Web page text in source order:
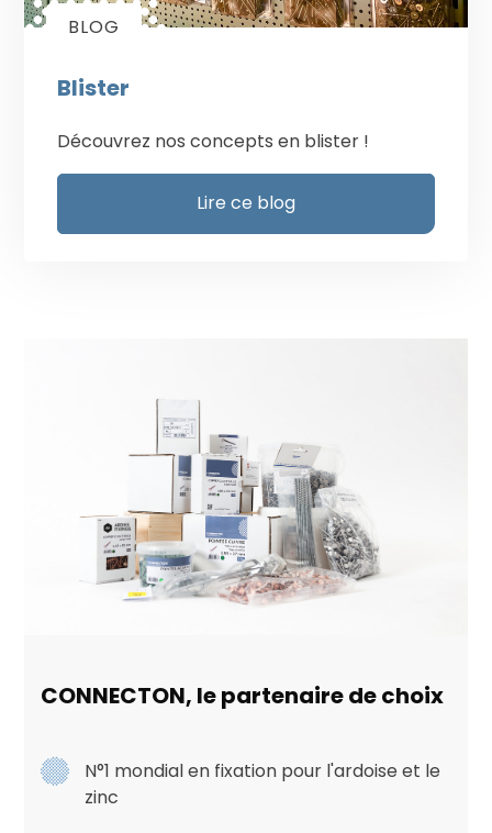
BLOG
Blister
Découvrez nos concepts en blister !
Lire ce blog
CONNECTON, le partenaire de choix
N°1 mondial en fixation pour l'ardoise et le
zinc